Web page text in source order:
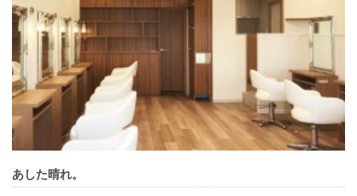
あした晴れ。